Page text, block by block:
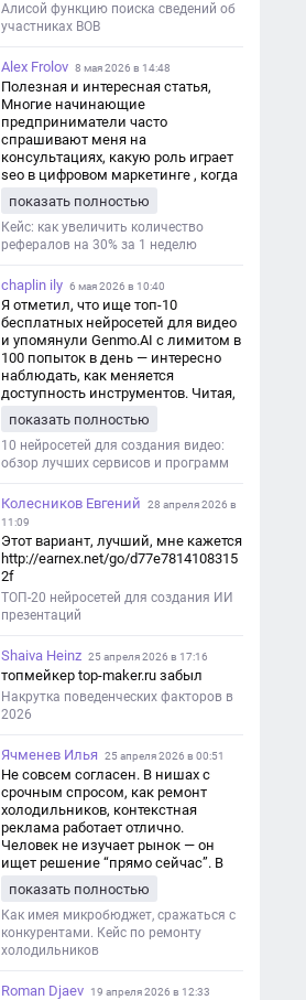
Алисой функцию поиска сведений об
участниках ВОВ
Alex Frolov 8 мая 2026 в 14:48
Полезная и интересная статья,
Многие начинающие
предприниматели часто
спрашивают меня на
консультациях, какую роль играет
seo в цифровом маркетинге , когда
обсуждаем их проект:
https://aseotop.com/kakuyu-rol-igraet-
seo-v-czifrovom-marketinge/
показать полностью
Кейс: как увеличить количество
рефералов на 30% за 1 неделю
chaplin ily 6 мая 2026 в 10:40
Я отметил, что ище топ-10
бесплатных нейросетей для видео
и упомянули Genmo.AI с лимитом в
100 попыток в день — интересно
наблюдать, как меняется
доступность инструментов. Читая,
с короткими клипами в телеграм-
каналах YAGLA и Kokoc Group. Flux 2
показать полностью
10 нейросетей для создания видео:
обзор лучших сервисов и программ
Колесников Евгений
28 апреля 2026 в
11:09
Этот вариант, лучший, мне кажется
http://earnex.net/go/d77e7814108315
2f
ТОП-20 нейросетей для создания ИИ
презентаций
Shaiva Heinz 25 апреля 2026 в 17:16
топмейкер top-maker.ru забыл
Накрутка поведенческих факторов в
2026
Ячменев Илья 25 апреля 2026 в 00:51
Не совсем согласен. В нишах с
срочным спросом, как ремонт
холодильников, контекстная
реклама работает отлично.
Человек не изучает рынок — он
ищет решение “прямо сейчас”. В
и ловит самый горячий трафик,
тогда как SEO в таких задачах
просто не успевает.
показать полностью
Как имея микробюджет, сражаться с
конкурентами. Кейс по ремонту
холодильников
Roman Djaev 19 апреля 2026 в 12:33